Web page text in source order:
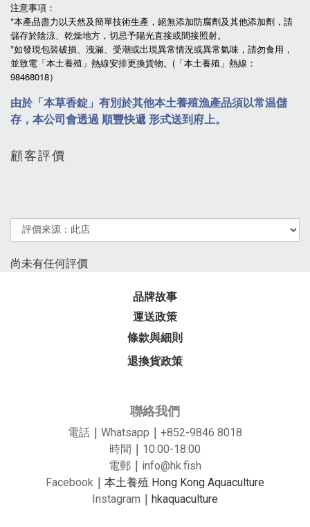
注意事項：
*本產品盡力以天然及簡單技術生產，絕無添加防腐劑及其他添加劑，請
儲存於陰涼、乾燥地方，切忌予陽光直接或間接照射。
*如發現包裝破損、洩漏、受潮或出現異常情況或異常氣味，請勿食用，
並致電「本土養殖」熱線安排更換貨物。 ( 「本土養殖」熱線：
98468018）
由於「本草香錠」有別於其他本土養殖漁產品須以常温儲
存， 本公司會透過 順豐快遞 形式送到府上。
顧客評價
尚未有任何評價
品牌故事
運送政策
條款與細則
退換貨政策
聯絡我們
電話 ｜ Whatsapp ｜ +852-9846 8018
時間 ｜ 10:00-18:00
電郵 ｜ info@hk.fish
Facebook ｜ 本土養殖 Hong Kong Aquaculture
Instagram ｜ hkaquaculture